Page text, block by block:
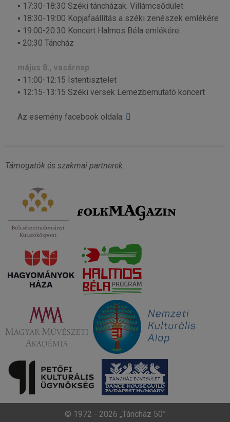
▪ 17:30-18:30 Széki táncházak. Villámcsődület
▪ 18:30-19:00 Kopjafaállítás a széki zenészek emlékére
▪ 19:00-20:30 Koncert Halmos Béla emlékére
▪ 20:30 Táncház
május 8., vasárnap
▪ 11:00-12:15 Istentisztelet
▪ 12:15-13:15 Széki versek Lemezbemutató koncert
Az esemény facebook oldala:
Támogatók és szakmai partnerek:
© 1972 - 2026 „Táncház 50”